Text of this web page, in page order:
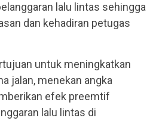
lalu lintas sehingga
dan kehadiran petugas
untuk meningkatkan
jalan, menekan angka
efek preemtif
lalu lintas di